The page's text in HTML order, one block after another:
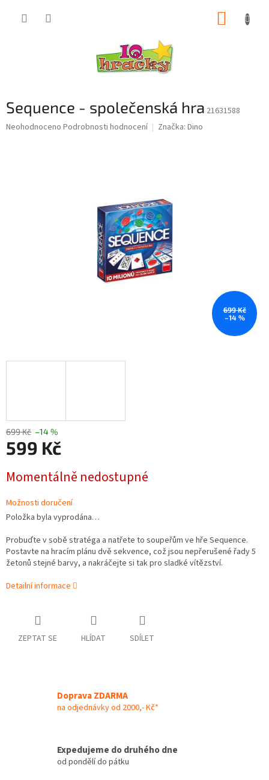
Sequence - společenská hra 21631588
Průměrné
Neohodnoceno Podrobnosti hodnocení Značka: Dino
699 Kč
–14 %
699 Kč –14 %
599 Kč
cena:
Momentálně nedostupné
Možnosti doručení
Položka byla vyprodána…
Probuďte v sobě stratéga a natřete to soupeřům ve hře Sequence.
Postavte na hracím plánu dvě sekvence, což jsou nepřerušené řady 5
žetonů stejné barvy, a nakráčejte si tak pro sladké vítězství.
Detailní informace
ZEPTAT SE HLÍDAT SDÍLET
Doprava ZDARMA
na odjednávky od 2000,- Kč*
Expedujeme do druhého dne
od pondělí do pátku